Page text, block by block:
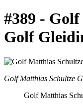
#389 -
Golf
Golf Matthias Schultze
Golf Matthias